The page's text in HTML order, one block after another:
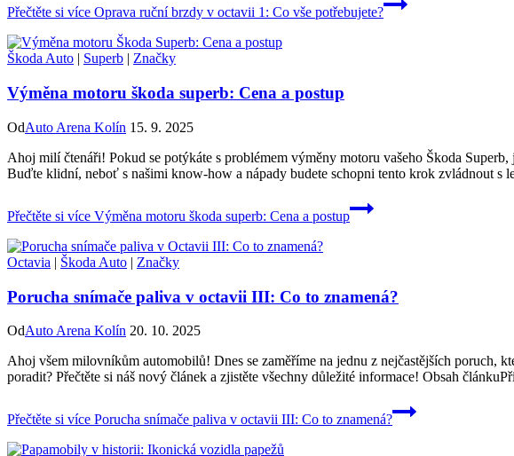
Přečtěte si více Oprava ruční brzdy v octavii 1: Co vše potřebujete?
Škoda Auto | Superb | Značky
Výměna motoru škoda superb: Cena a postup
OdAuto Arena Kolín 15. 9. 2025
Ahoj milí čtenáři! Pokud se potýkáte s problémem výměny motoru vašeho Škoda
Buďte klidní, neboť s našimi know-how a nápady budete schopni tento krok zvládnout s
Přečtěte si více Výměna motoru škoda superb: Cena a postup
Octavia | Škoda Auto | Značky
Porucha snímače paliva v octavii III: Co to znamená?
OdAuto Arena Kolín 20. 10. 2025
Ahoj všem milovníkům automobilů! Dnes se zaměříme na jednu z nejčastějších poruch,
poradit? Přečtěte si náš nový článek a zjistěte všechny důležité informace! Obsah
Přečtěte si více Porucha snímače paliva v octavii III: Co to znamená?